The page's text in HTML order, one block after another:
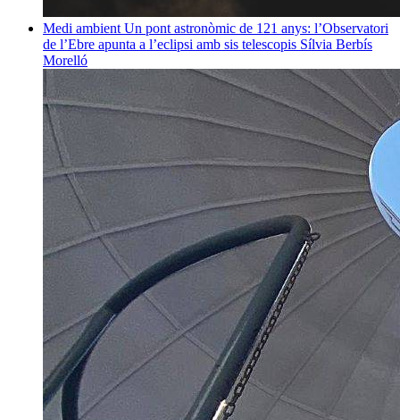
Medi ambient Un pont astronòmic de 121 anys: l’Observatori
de l’Ebre apunta a l’eclipsi amb sis telescopis Sílvia Berbís
Morelló